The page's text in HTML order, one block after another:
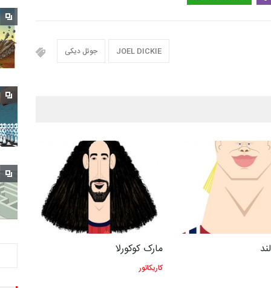
جوئل دیکی JOEL DICKIE
مارک کوکورلا
کاریکاتور